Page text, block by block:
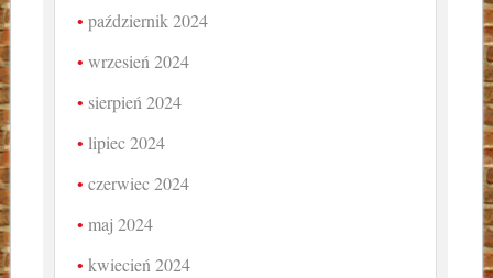
październik 2024
wrzesień 2024
sierpień 2024
lipiec 2024
czerwiec 2024
maj 2024
kwiecień 2024